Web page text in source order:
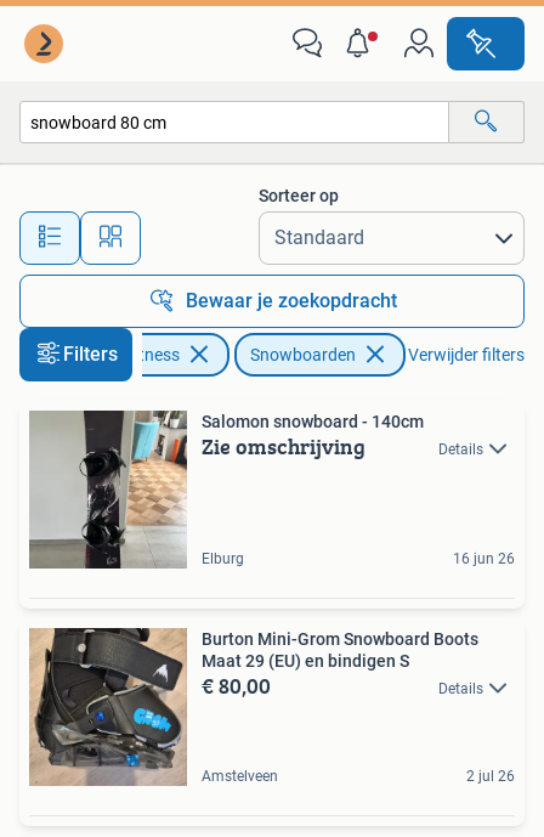
Alle afstanden…
Sorteer op
Bewaar je zoekopdracht
Filters
Sport en Fitness Snowboarden Verwijder filters
Salomon snowboard - 140cm
Zie omschrijving Details
Elburg 16 jun 26
Burton Mini-Grom Snowboard Boots
Maat 29 (EU) en bindigen S
€ 80,00 Details
Amstelveen 2 jul 26